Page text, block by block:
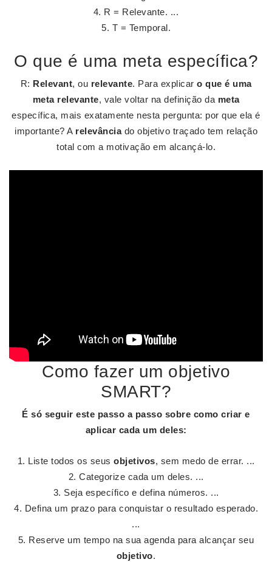
R = Relevante. ...
T = Temporal.
O que é uma meta específica?
R: Relevant, ou relevante. Para explicar o que é uma
meta relevante, vale voltar na definição da meta
específica, mais exatamente nesta pergunta: por que ela é
importante? A relevânciado objetivo traçado tem relação
total com a motivação em alcançá-lo.
Como fazer um objetivo
SMART?
É só seguir este passo a passo sobre como criar e
aplicar cada um deles:
Liste todos os seus objetivos, sem medo de errar. ...
Categorize cada um deles. ...
Seja específico e defina números. ...
Defina um prazo para conquistar o resultado esperado.
...
Reserve um tempo na sua agenda para alcançar seu
objetivo.